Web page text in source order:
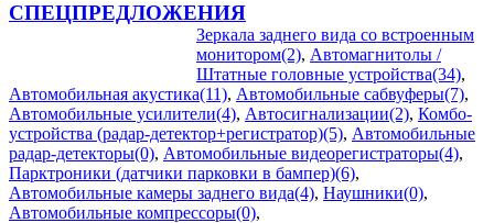
СПЕЦПРЕДЛОЖЕНИЯ
Зеркала заднего вида со встроенным
монитором(2), Автомагнитолы /
Штатные головные устройства(34),
Автомобильная акустика(11), Автомобильные сабвуферы(7),
Автомобильные усилители(4), Автосигнализации(2), Комбо-
устройства (радар-детектор+регистратор)(5), Автомобильные
радар-детекторы(0), Автомобильные видеорегистраторы(4),
Парктроники (датчики парковки в бампер)(6),
Автомобильные камеры заднего вида(4), Наушники(0),
Автомобильные компрессоры(0),